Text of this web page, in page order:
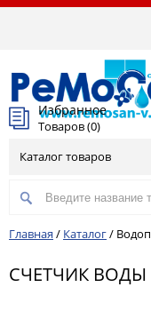
Избранное
Товаров (0)
Каталог товаров
Главная / Каталог/
СЧЕТЧИК ВОДЫ